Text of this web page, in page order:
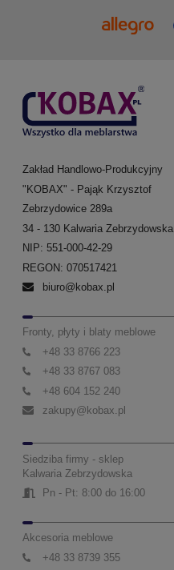
Zakład Handlowo-Produkcyjny
"KOBAX" - Pająk Krzysztof
Zebrzydowice 289a
34 - 130 Kalwaria Zebrzydowska
NIP: 551-000-42-29
REGON: 070517421
biuro@kobax.pl
Fronty, płyty i blaty meblowe
+48 33 8766 223
+48 33 8767 083
+48 604 152 240
zakupy@kobax.pl
Siedziba firmy - sklep
Kalwaria Zebrzydowska
Pn - Pt: 8:00 do 16:00
Akcesoria meblowe
+48 33 8739 355